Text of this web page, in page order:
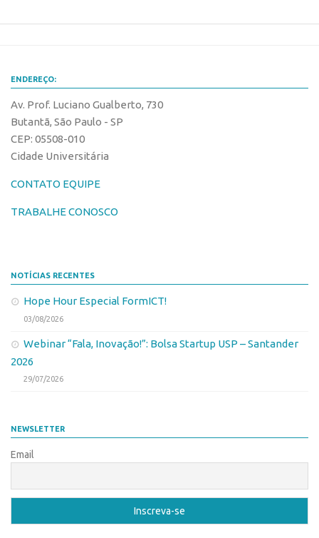
ENDEREÇO:
Av. Prof. Luciano Gualberto, 730
Butantã, São Paulo - SP
CEP: 05508-010
Cidade Universitária
CONTATO EQUIPE
TRABALHE CONOSCO
NOTÍCIAS RECENTES
Hope Hour Especial FormICT!
03/08/2026
Webinar “Fala, Inovação!”: Bolsa Startup USP – Santander
2026
29/07/2026
NEWSLETTER
Email